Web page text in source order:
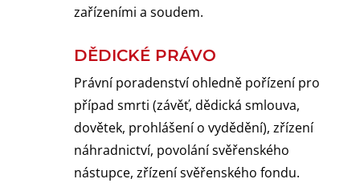
zařízeními a soudem.
DĚDICKÉ PRÁVO
Právní poradenství ohledně pořízení pro
případ smrti (závěť, dědická smlouva,
dovětek, prohlášení o vydědění), zřízení
náhradnictví, povolání svěřenského
nástupce, zřízení svěřenského fondu.